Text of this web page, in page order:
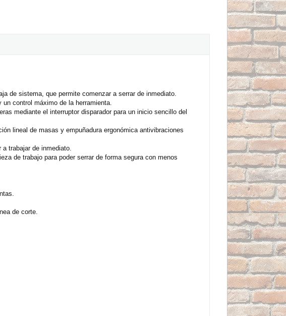
de sistema, que permite comenzar a serrar de inmediato.
control máximo de la herramienta.
mediante el interruptor disparador para un inicio sencillo del
lineal de masas y empuñadura ergonómica antivibraciones
trabajar de inmediato.
de trabajo para poder serrar de forma segura con menos
de corte.